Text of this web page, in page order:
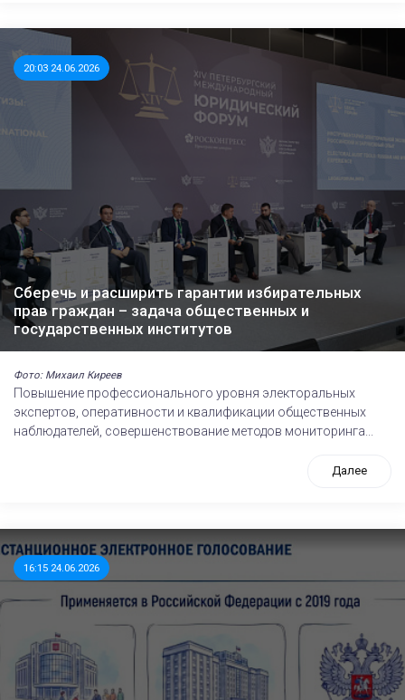
20:03 24.06.2026
Сберечь и расширить гарантии избирательных
прав граждан – задача общественных и
государственных институтов
Фото: Михаил Киреев
Повышение профессионального уровня электоральных
экспертов, оперативности и квалификации общественных
наблюдателей, совершенствование методов мониторинга...
Далее
16:15 24.06.2026